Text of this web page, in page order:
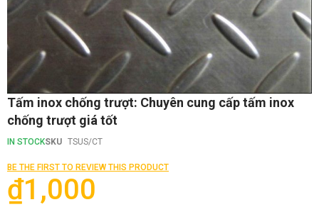
Skip
to
the
of
images
gallery
Tấm inox chống trượt: Chuyên cung cấp tấm inox
chống trượt giá tốt
IN STOCKSKU TSUS/CT
BE THE FIRST TO REVIEW THIS PRODUCT
₫1,000